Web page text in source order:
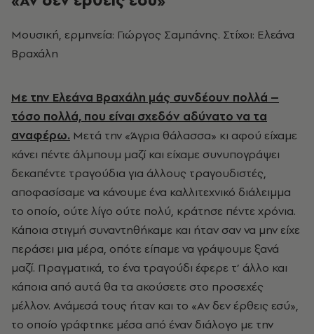
Μουσική, ερμηνεία: Γιώργος Σαμπάνης. Στίχοι: Ελεάνα
Βραχάλη
Με την Ελεάνα Βραχάλη μάς συνδέουν πολλά –
τόσο πολλά, που είναι σχεδόν αδύνατο να τα
αναφέρω. Μετά την «Άγρια θάλασσα» κι αφού είχαμε
κάνει πέντε άλμπουμ μαζί και είχαμε συνυπογράψει
δεκαπέντε τραγούδια για άλλους τραγουδιστές,
αποφασίσαμε να κάνουμε ένα καλλιτεχνικό διάλειμμα
το οποίο, ούτε λίγο ούτε πολύ, κράτησε πέντε χρόνια.
Κάποια στιγμή συναντηθήκαμε και ήταν σαν να μην είχε
περάσει μια μέρα, οπότε είπαμε να γράψουμε ξανά
μαζί. Πραγματικά, το ένα τραγούδι έφερε τ’ άλλο και
κάποια από αυτά θα τα ακούσετε στο προσεχές
μέλλον. Ανάμεσά τους ήταν και το «Αν δεν έρθεις εσύ»,
το οποίο γράφτηκε μέσα από έναν διάλογο με την